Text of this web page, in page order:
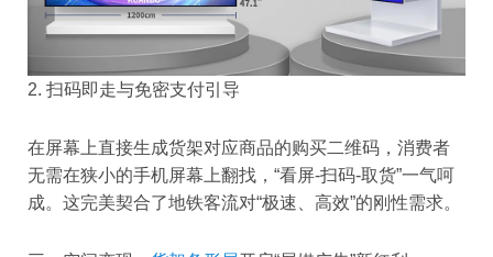
2. 扫码即走与免密支付引导
在屏幕上直接生成货架对应商品的购买二维码，消费者
无需在狭小的手机屏幕上翻找，“看屏-扫码-取货”一气呵
成。这完美契合了地铁客流对“极速、高效”的刚性需求。